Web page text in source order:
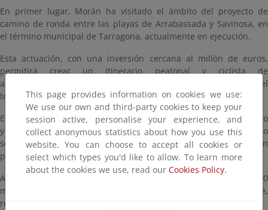
En primer lugar, Morán ha visitado el ámbito del proyecto de
camino de ronda entre las playas de Arrabassada y Savinosa, en
el término municipal de Tarragona, actualmente en ejecución.
Esta actuación, con una inversión cercana al millón de euros,
permitirá crear un itinerario peatonal y ciclista de
aproximadamente 700 metros, garantizando la continuidad del
tránsito litoral en un entorno de alto valor ambiental.
El diseño del trazado se ha adaptado a las condiciones del terreno
y a la presencia de hábitats y especies protegidas, incorporando
soluciones que minimizan el impacto y favorecen la integración
paisajística.
Además, el proyecto permitirá la incorporación de cerca de 27.000
metros cuadrados al dominio público marítimo-terrestre,
reforzando su protección y uso público.
This page provides information on cookies we use:
We use our own and third-party cookies to keep your
session active, personalise your experience, and
collect anonymous statistics about how you use this
website. You can choose to accept all cookies or
select which types you'd like to allow. To learn more
about the cookies we use, read our Cookies Policy.